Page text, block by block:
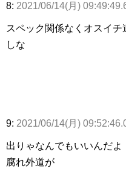
8: 2021/06/14(月)
スペック関係なくオスイ
しな
9: 2021/06/14(月)
出りゃなんでもいいんだよ
腐れ外道が